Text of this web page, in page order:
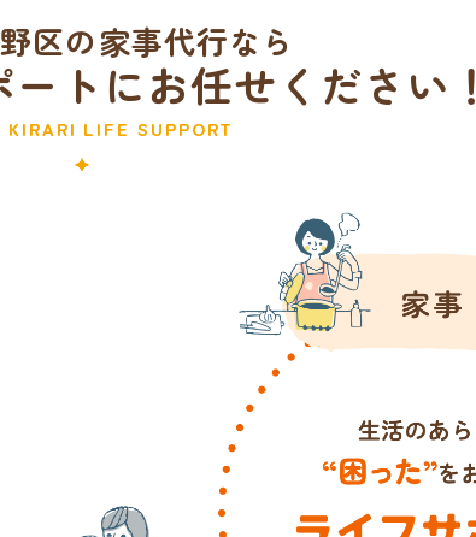
区の家事代行なら
トにお任せください！
KIRARI LIFE SUPPORT